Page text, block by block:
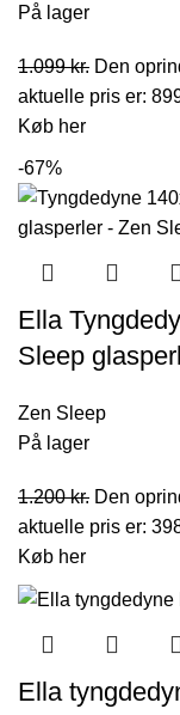
På lager
1.099kr. Den
aktuelle pris er:
Køb her
-67%
Ella
Sleep
Zen Sleep
På lager
1.200kr. Den
aktuelle pris er:
Køb her
Ella